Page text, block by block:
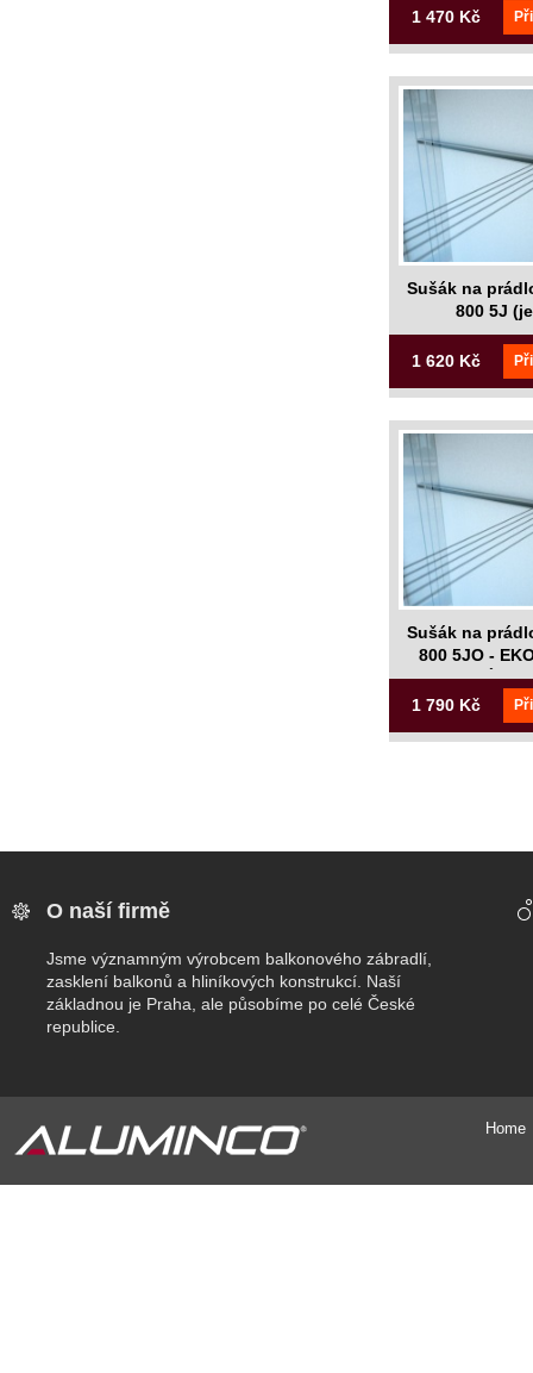
1 470 Kč
Sušák na
800 5J
1 620 Kč
Sušák na
800 5JO -
BALENÍ
1 790 Kč
O naší firmě
Jsme významným výrobcem balkonového zábradlí,
zasklení balkonů a hliníkových konstrukcí. Naší
základnou je Praha, ale působíme po celé České
republice.
Home